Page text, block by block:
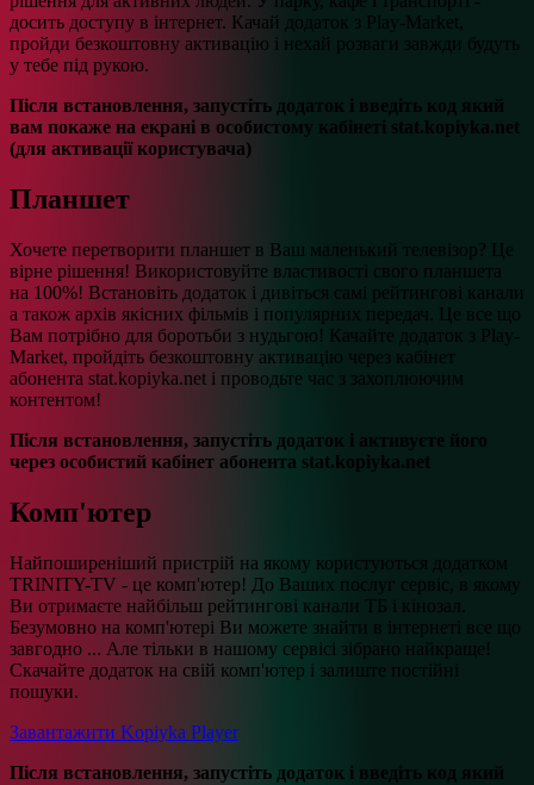
досить доступу в інтернет. Качай додаток з Play-Market,
пройди безкоштовну активацію і нехай розваги завжди будуть
у тебе під рукою.
Після встановлення, запустіть додаток і введіть код який
вам покаже на екрані в особистому кабінеті stat.kopiyka.net
(для активації користувача)
Планшет
Хочете перетворити планшет в Ваш маленький телевізор? Це
вірне рішення! Використовуйте властивості свого планшета
на 100%! Встановіть додаток і дивіться самі рейтингові канали
а також архів якісних фільмів і популярних передач. Це все що
Вам потрібно для боротьби з нудьгою! Качайте додаток з Play-
Market, пройдіть безкоштовну активацію через кабінет
абонента stat.kopiyka.net і проводьте час з захоплюючим
контентом!
Після встановлення, запустіть додаток і активуєте його
через особистий кабінет абонента stat.kopiyka.net
Комп'ютер
Найпоширеніший пристрій на якому користуються додатком
TRINITY-TV - це комп'ютер! До Ваших послуг сервіс, в якому
Ви отримаєте найбільш рейтингові канали ТБ і кінозал.
Безумовно на комп'ютері Ви можете знайти в інтернеті все що
завгодно ... Але тільки в нашому сервісі зібрано найкраще!
Скачайте додаток на свій комп'ютер і залиште постійні
пошуки.
Завантажити Kopiyka Player
Після встановлення, запустіть додаток і введіть код який